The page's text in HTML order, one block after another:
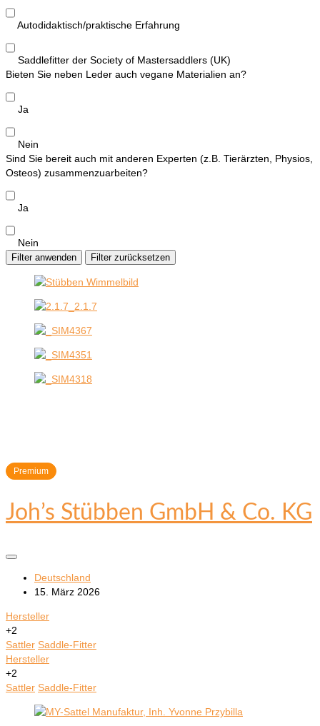
Autodidaktisch/praktische Erfahrung
Saddlefitter der Society of Mastersaddlers (UK)
Bieten Sie neben Leder auch vegane Materialien an?
Ja
Nein
Sind Sie bereit auch mit anderen Experten (z.B. Tierärzten, Physios,
Osteos) zusammenzuarbeiten?
Ja
Nein
Filter anwenden Filter zurücksetzen
Premium
Joh’s Stübben GmbH & Co. KG
Deutschland
15. März 2026
Hersteller
+2
Sattler Saddle-Fitter
Hersteller
+2
Sattler Saddle-Fitter